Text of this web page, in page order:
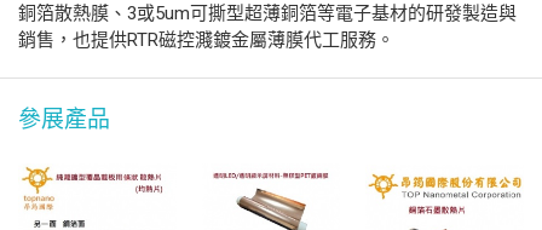
銅箔散熱膜、3或5um可撕型超薄銅箔等電子基材的研發製造與
銷售，也提供RTR磁控濺鍍金屬薄膜代工服務。
參展產品